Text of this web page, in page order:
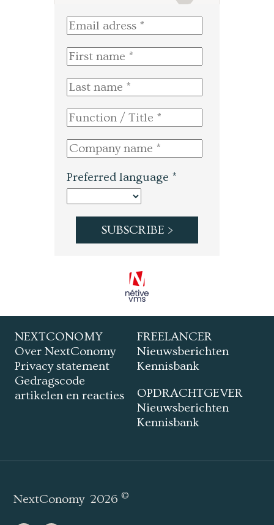
Preferred language *
NEXTCONOMY
Over NextConomy
Privacy statement
Gedragscode
artikelen en reacties
FREELANCER
Nieuwsberichten
Kennisbank
OPDRACHTGEVER
Nieuwsberichten
Kennisbank
NextConomy 2026©